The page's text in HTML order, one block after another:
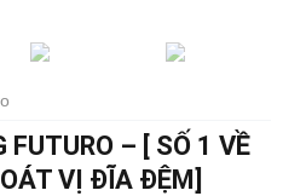
FUTURO – [ SỐ 1 VỀ
VỊ ĐĨA ĐỆM]